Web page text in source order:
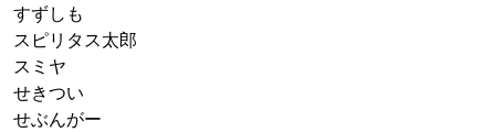
すずしも
スピリタス太郎
スミヤ
せきつい
せぶんがー